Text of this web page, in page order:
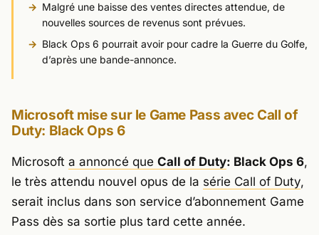
Malgré une baisse des ventes directes attendue, de
nouvelles sources de revenus sont prévues.
Black Ops 6 pourrait avoir pour cadre la Guerre du Golfe,
d’après une bande-annonce.
Microsoft mise sur le Game Pass avec Call of
Duty: Black Ops 6
Microsoft a annoncé que Call of Duty: Black Ops 6,
le très attendu nouvel opus de la série Call of Duty,
serait inclus dans son service d’abonnement Game
Pass dès sa sortie plus tard cette année.